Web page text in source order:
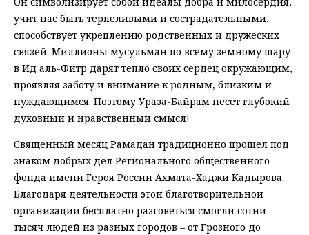
учит нас быть терпеливыми и сострадательными,
способствует укреплению родственных и дружеских
связей. Миллионы мусульман по всему земному шару
в Ид аль-Фитр дарят тепло своих сердец окружающим,
проявляя заботу и внимание к родным, близким и
нуждающимся. Поэтому Ураза-Байрам несет глубокий
духовный и нравственный смысл!
Священный месяц Рамадан традиционно прошел под
знаком добрых дел Регионального общественного
фонда имени Героя России Ахмата-Хаджи Кадырова.
Благодаря деятельности этой благотворительной
организации бесплатно разговеться смогли сотни
тысяч людей из разных городов – от Грозного до